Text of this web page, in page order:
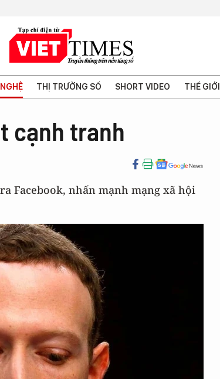
THỊ TRƯỜNG SỐ SHORT VIDEO THẾ GIỚI
cạnh tranh
Facebook, nhấn mạnh mạng xã hội